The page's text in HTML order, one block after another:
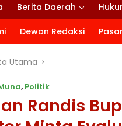
Berita Daerah
Dewan Redaksi
Utama
, Politik
Randis